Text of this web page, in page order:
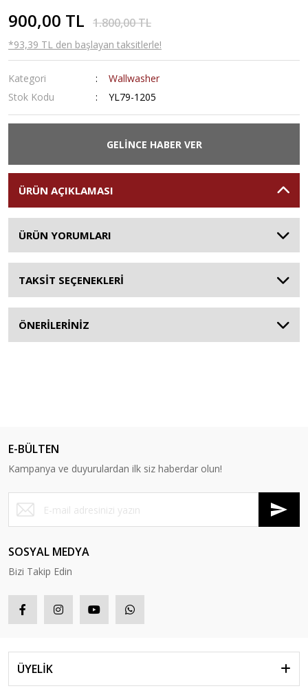
900,00 TL 1.800,00 TL
*93,39 TL den başlayan taksitlerle!
Kategori
Wallwasher
Stok Kodu
YL79-1205
GELİNCE HABER VER
ÜRÜN AÇIKLAMASI
ÜRÜN YORUMLARI
TAKSİT SEÇENEKLERİ
ÖNERİLERİNİZ
E-BÜLTEN
Kampanya ve duyurulardan ilk siz haberdar olun!
SOSYAL MEDYA
Bizi Takip Edin
ÜYELİK